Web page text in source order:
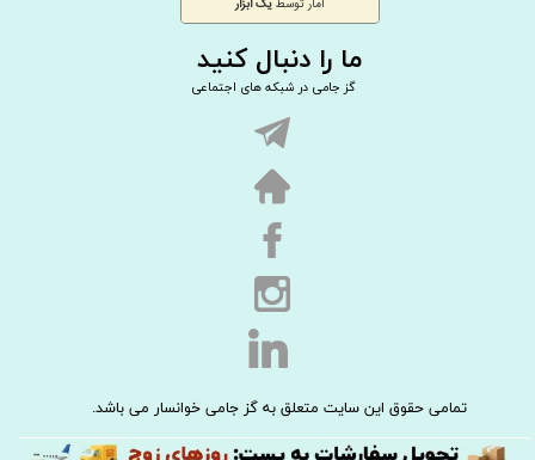
گز جامی در شبکه های اجتماعی
ما را دنبال کنید
تمامی حقوق این سایت متعلق به گز جامی خوانسار می باشد.